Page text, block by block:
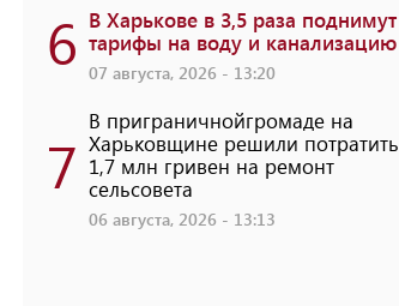
6 В Харькове в 3,5 раза поднимут
тарифы на воду и канализацию
07 августа, 2026 - 13:20
7
В приграничнойгромаде на
Харьковщине решили потратить
1,7 млн ​​гривен на ремонт
сельсовета
06 августа, 2026 - 13:13